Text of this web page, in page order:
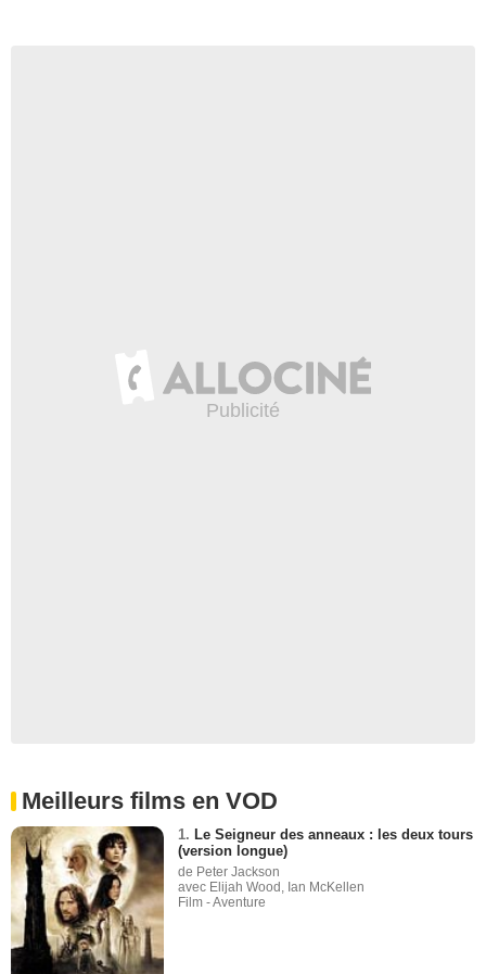
Meilleurs films en VOD
1. Le Seigneur des anneaux : les deux tours
(version longue)
de Peter Jackson
avec Elijah Wood, Ian McKellen
Film - Aventure